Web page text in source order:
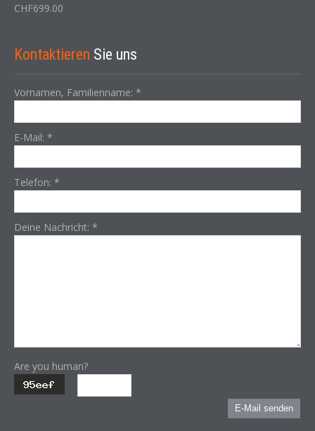
CHF699.00
Kontaktieren Sie uns
Vornamen, Familienname: *
E-Mail: *
Telefon: *
Deine Nachricht: *
Are you human?
E-Mail senden